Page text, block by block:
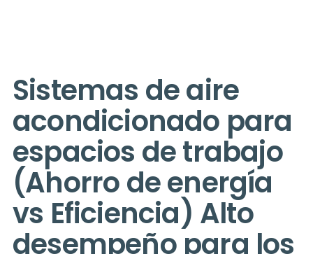
Sistemas de aire
acondicionado para
espacios de trabajo
(Ahorro de energía
vs Eficiencia) Alto
desempeño para los